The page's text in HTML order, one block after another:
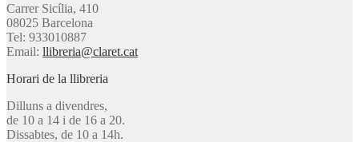
Carrer Sicília, 410
08025 Barcelona
Tel: 933010887
Email: llibreria@claret.cat
Horari de la llibreria
Dilluns a divendres,
de 10 a 14 i de 16 a 20.
Dissabtes, de 10 a 14h.